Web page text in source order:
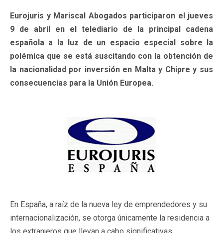
Eurojuris y Mariscal Abogados participaron el jueves
9 de abril en el telediario de la principal cadena
española a la luz de un espacio especial sobre la
polémica que se está suscitando con la obtención de
la nacionalidad por inversión en Malta y Chipre y sus
consecuencias para la Unión Europea.
En España, a raíz de la nueva ley de emprendedores y su
internacionalización, se otorga únicamente la residencia a